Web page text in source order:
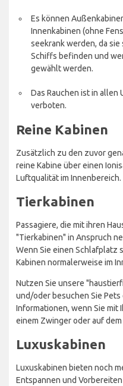
Es können
Innenkabinen (ohne
seekrank werden, da
Schiffs befinden und
gewählt werden.
Das Rauchen ist in
verboten.
Reine Kabinen
Zusätzlich zu den zuvor
reine Kabine über einen
Luftqualität im Innenbereich.
Tierkabinen
Passagiere, die mit ihren
"Tierkabinen" in Anspruch
Wenn Sie einen Schlafplatz
Kabinen normalerweise im
Nutzen Sie unsere
und/oder besuchen Sie
Informationen, wenn Sie mit
einem Zwinger oder auf
Luxuskabinen
Luxuskabinen bieten noch
Entspannen und